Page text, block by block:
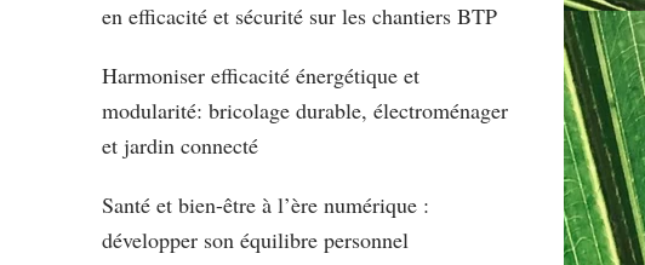
en efficacité et sécurité sur les chantiers BTP
Harmoniser efficacité énergétique et
modularité: bricolage durable, électroménager
et jardin connecté
Santé et bien-être à l’ère numérique :
développer son équilibre personnel